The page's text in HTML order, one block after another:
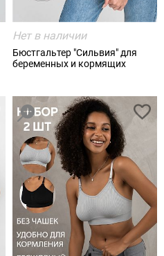
Нет в наличии
Бюстгальтер "Сильвия" для
беременных и кормящих